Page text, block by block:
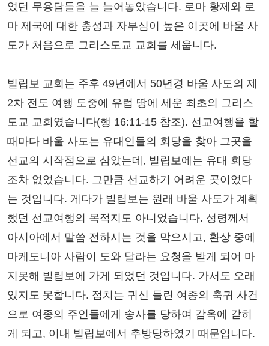
었던 무용담들을 늘 늘어놓았습니다. 로마 황제와 로
마 제국에 대한 충성과 자부심이 높은 이곳에 바울 사
도가 처음으로 그리스도교 교회를 세웁니다.
빌립보 교회는 주후 49년에서 50년경 바울 사도의 제
2차 전도 여행 도중에 유럽 땅에 세운 최초의 그리스
도교 교회였습니다(행 16:11-15 참조). 선교여행을 할
때마다 바울 사도는 유대인들의 회당을 찾아 그곳을
선교의 시작점으로 삼았는데, 빌립보에는 유대 회당
조차 없었습니다. 그만큼 선교하기 어려운 곳이었다
는 것입니다. 게다가 빌립보는 원래 바울 사도가 계획
했던 선교여행의 목적지도 아니었습니다. 성령께서
아시아에서 말씀 전하시는 것을 막으시고, 환상 중에
마케도니아 사람이 도와 달라는 요청을 받게 되어 마
지못해 빌립보에 가게 되었던 것입니다. 가서도 오래
있지도 못합니다. 점치는 귀신 들린 여종의 축귀 사건
으로 여종의 주인들에게 송사를 당하여 감옥에 갇히
게 되고, 이내 빌립보에서 추방당하였기 때문입니다.